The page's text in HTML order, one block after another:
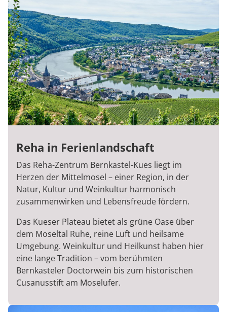
Reha in Ferienlandschaft
Das Reha-Zentrum Bernkastel-Kues liegt im
Herzen der Mittelmosel – einer Region, in der
Natur, Kultur und Weinkultur harmonisch
zusammenwirken und Lebensfreude fördern.
Das Kueser Plateau bietet als grüne Oase über
dem Moseltal Ruhe, reine Luft und heilsame
Umgebung. Weinkultur und Heilkunst haben hier
eine lange Tradition – vom berühmten
Bernkasteler Doctorwein bis zum historischen
Cusanusstift am Moselufer.